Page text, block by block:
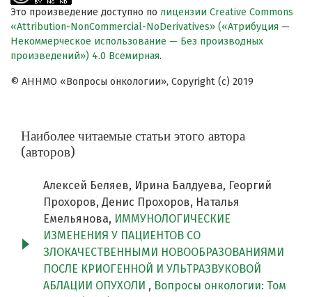
Это произведение доступно по лицензии Creative Commons
«Attribution-NonCommercial-NoDerivatives» («Атрибуция —
Некоммерческое использование — Без производных
произведений») 4.0 Всемирная.
© АННМО «Вопросы онкологии», Copyright (c) 2019
Наиболее читаемые статьи этого автора
(авторов)
Алексей Беляев, Ирина Балдуева, Георгий
Прохоров, Денис Прохоров, Наталья
Емельянова, ИММУНОЛОГИЧЕСКИЕ
ИЗМЕНЕНИЯ У ПАЦИЕНТОВ СО
ЗЛОКАЧЕСТВЕННЫМИ НОВООБРАЗОВАНИЯМИ
ПОСЛЕ КРИОГЕННОЙ И УЛЬТРАЗВУКОВОЙ
АБЛАЦИИ ОПУХОЛИ , Вопросы онкологии: Том